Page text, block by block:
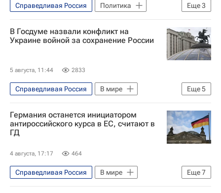
Еще3
Справедливая Россия
Политика
Россия
Владимир Путин
Госдума РФ
В Госдуме назвали конфликт на
Украине войной за сохранение России
5 августа, 11:44 2833
Еще5
Справедливая Россия
В мире
Россия
Украина
Германия
Алексей Чепа
Госдума РФ
Германия останется инициатором
антироссийского курса в ЕС, считают в
ГД
4 августа, 17:17 464
Еще7
Справедливая Россия
В мире
Германия
Европа